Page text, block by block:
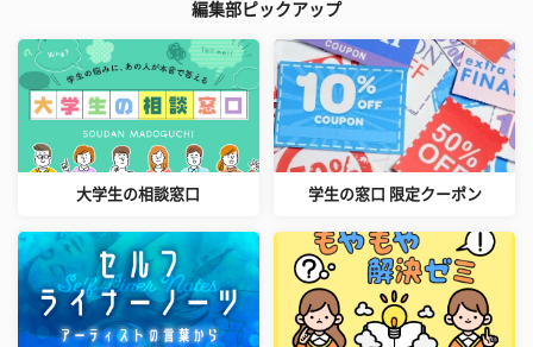
編集部ピックアップ
大学生の相談窓口 学生の窓口 限定クーポン